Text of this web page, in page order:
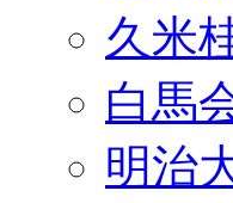
久米
白馬
明治